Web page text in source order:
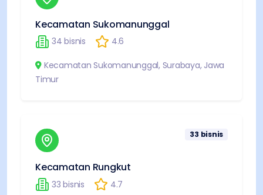
Kecamatan Sukomanunggal
34 bisnis 4.6
Kecamatan Sukomanunggal, Surabaya, Jawa
Timur
33 bisnis
Kecamatan Rungkut
33 bisnis 4.7